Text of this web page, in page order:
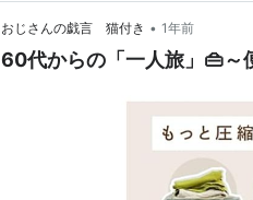
おじさんの戯言 猫付き • 1年前
60代からの「一人旅」👜～